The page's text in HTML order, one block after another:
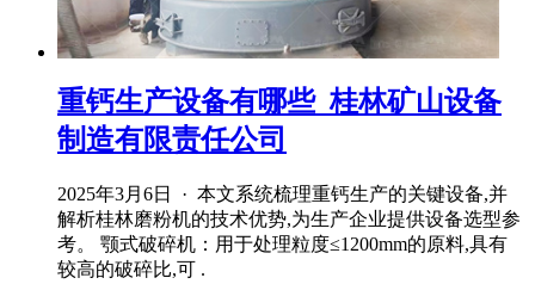
重钙生产设备有哪些_桂林矿山设备
制造有限责任公司
2025年3月6日 · 本文系统梳理重钙生产的关键设备,并
解析桂林磨粉机的技术优势,为生产企业提供设备选型参
考。 颚式破碎机：用于处理粒度≤1200mm的原料,具有
较高的破碎比,可 .